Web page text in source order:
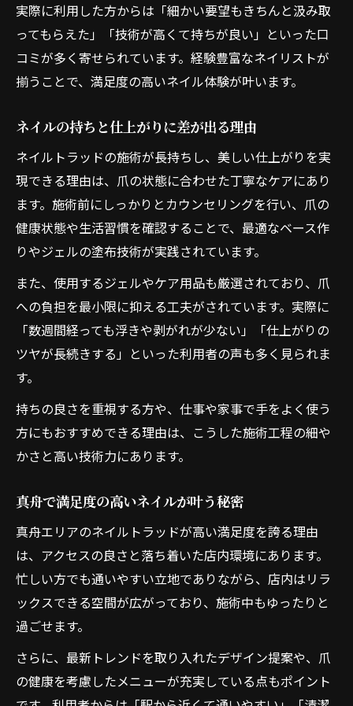
実際に利用した方からは「細かい要望もきちんと汲み取
ってもらえた」「技術が高くて持ちが良い」といった口
コミが多く寄せられています。経験豊富なネイリストが
揃うことで、満足度の高いネイル体験が叶います。
ネイルの持ちと仕上がりに差が出る理由
ネイルトラッドの施術が長持ちし、美しい仕上がりを実
現できる理由は、爪の状態に合わせた丁寧なケアにあり
ます。施術前にしっかりとカウンセリングを行い、爪の
健康状態や生活習慣を確認することで、最適なベース作
りやジェルの塗布技術が実践されています。
また、使用するジェルやケア用品も厳選されており、爪
への負担を最小限に抑える工夫がされています。実際に
「数週間経っても浮きや剥がれが少ない」「仕上がりの
ツヤが長続きする」といった利用者の声も多く見られま
す。
持ちの良さを重視する方や、仕事や家事で手をよく使う
方にもおすすめできる理由は、こうした施術工程の細や
かさと高い技術力にあります。
真舟で満足度の高いネイルが叶う秘密
真舟エリアのネイルトラッドが高い満足度を誇る理由
は、アクセスの良さと落ち着いた店内環境にあります。
忙しい方でも通いやすい立地でありながら、店内はリラ
ックスできる空間が広がっており、施術中もゆったりと
過ごせます。
さらに、最新トレンドを取り入れたデザイン提案や、爪
の健康を考慮したメニューが充実している点もポイント